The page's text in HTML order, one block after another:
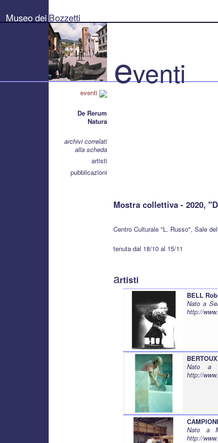
Bozzetti
"Pierluigi
Museo dei Bozzetti
eventi
De Rerum
Natura
archivi correlati
alla scheda
artisti
pubblicazioni
eventi
Mostra collettiva - 2020,
Centro Culturale "L. Russo", Sale
tenuta dal 18/10 al 15/11
artisti
BELL
Nato a
http://
Nato a
http://
Nato a
http://